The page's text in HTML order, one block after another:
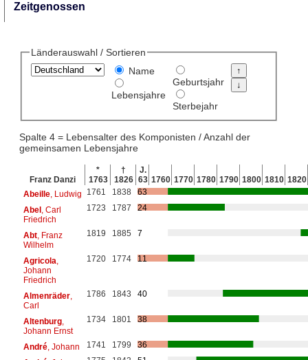
Zeitgenossen
Länderauswahl / Sortieren
Name
Lebensjahre
Geburtsjahr
Sterbejahr
Spalte 4 = Lebensalter des Komponisten / Anzahl der
gemeinsamen Lebensjahre
Franz Danzi
*
1763
†
1826
J.
63 1760 1770 1780 1790 1800 1810 1820
Abeille, Ludwig 1761 1838
63
Abel, Carl
Friedrich
1723 1787 24
Abt, Franz
Wilhelm
1819 1885 7
Agricola
Johann
Friedrich
1720 1774 11
Almenräder,
Carl
1786 1843 40
Altenburg,
Johann Ernst
1734 1801 38
André, Johann 1741 1799
36